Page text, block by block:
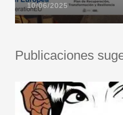
10/06/2025
Publicaciones